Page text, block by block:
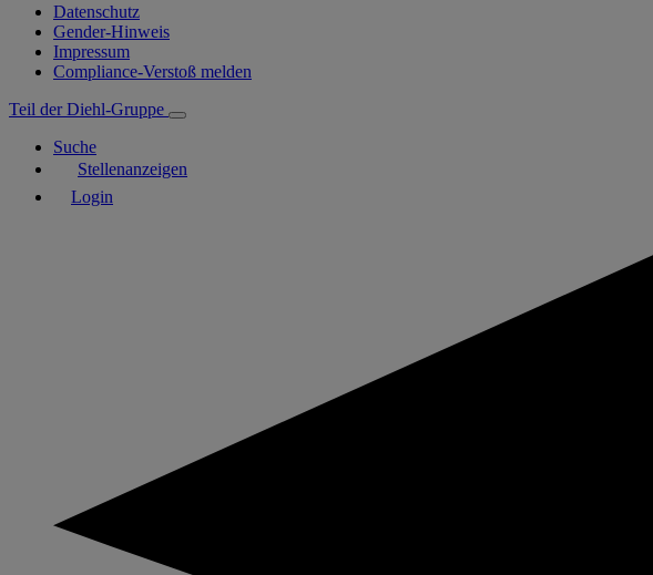
Datenschutz
Gender-Hinweis
Impressum
Compliance-Verstoß melden
Teil der Diehl-Gruppe
Suche
Stellenanzeigen
Login